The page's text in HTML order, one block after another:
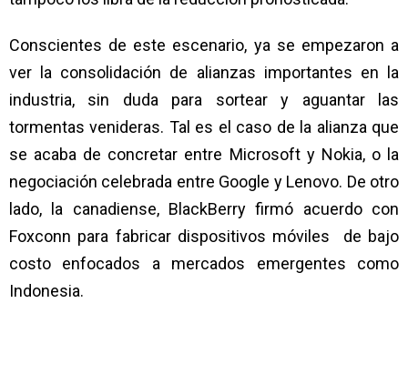
Conscientes de este escenario, ya se empezaron a
ver la consolidación de alianzas importantes en la
industria, sin duda para sortear y aguantar las
tormentas venideras. Tal es el caso de la alianza que
se acaba de concretar entre Microsoft y Nokia, o la
negociación celebrada entre Google y Lenovo. De otro
lado, la canadiense, BlackBerry firmó acuerdo con
Foxconn para fabricar dispositivos móviles de bajo
costo enfocados a mercados emergentes como
Indonesia.